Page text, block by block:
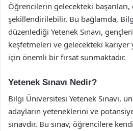
Öğrencilerin gelecekteki
şekillendirilebilir. Bu bağlamda,
düzenlediği Yetenek Sınavı,
keşfetmeleri ve gelecekteki kariyer
için önemli bir fırsat sunmaktadır.
Yetenek Sınavı Nedir?
Bilgi Üniversitesi Yetenek Sınavı,
adayların yeteneklerini ve
sınavdır. Bu sınav, öğrencilere